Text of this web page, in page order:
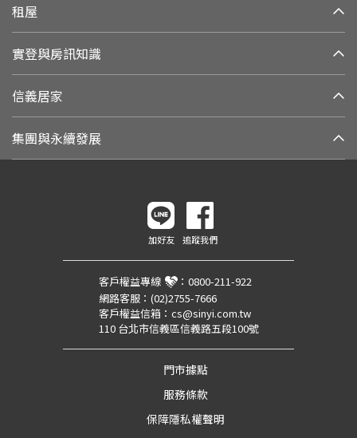
租屋
實登與房訊知識
信義居家
集團與永續發展
加好友 追蹤我們
客戶權益專線 ： 0800-211-922
網路客服： (02)2755-7666
客戶權益信箱： cs@sinyi.com.tw
110 台北市信義區信義路五段100號
門市據點
服務條款
保障隱私權聲明